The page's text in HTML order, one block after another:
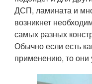
ДСП, ламината и
возникнет
самых разных
Обычно если есть
применению, то они